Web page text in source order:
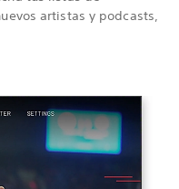
artistas y podcasts,